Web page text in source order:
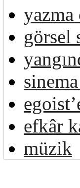
yazma
görsel
efkâr
müzik